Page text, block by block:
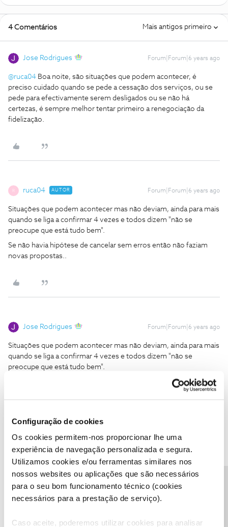
Configuração de cookies
Os cookies permitem-nos proporcionar lhe uma
experiência de navegação personalizada e segura.
Utilizamos cookies e/ou ferramentas similares nos
nossos websites ou aplicações que são necessários
para o seu bom funcionamento técnico (cookies
necessários para a prestação de serviço).
Caso aceite, poderemos utilizar cookies para analisar
4 Comentários Mais antigos primeiro
Jose Rodrigues Forum|Forum|6 years ago
@ruca04 Boa noite, são situações que podem acontecer, é
preciso cuidado quando se pede a cessação dos serviços, ou se
pede para efectivamente serem desligados ou se não há
certezas, é sempre melhor tentar primeiro a renegociação da
fidelização.
R ruca04 AUTOR Forum|Forum|6 years ago
Situações que podem acontecer mas não deviam, ainda para mais
quando se liga a confirmar 4 vezes e todos dizem "não se
preocupe que está tudo bem".
Se não havia hipótese de cancelar sem erros então não faziam
novas propostas..
Jose Rodrigues Forum|Forum|6 years ago
Situações que podem acontecer mas não deviam, ainda para mais
quando se liga a confirmar 4 vezes e todos dizem "não se
preocupe que está tudo bem".
Se não havia hipótese de cancelar sem erros então não faziam
pode falhar, quem pode tentar resolver essa situação é a
solucione, envie pormensagem privadao seu numero de cliente
NOS a um moderador@Tiago C.ou@Ana P.e aguarde ser
contactado.